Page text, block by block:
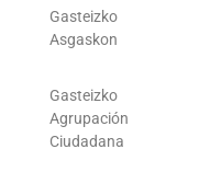
Gasteizko
Asgaskon
Gasteizko
Agrupación
Ciudadana